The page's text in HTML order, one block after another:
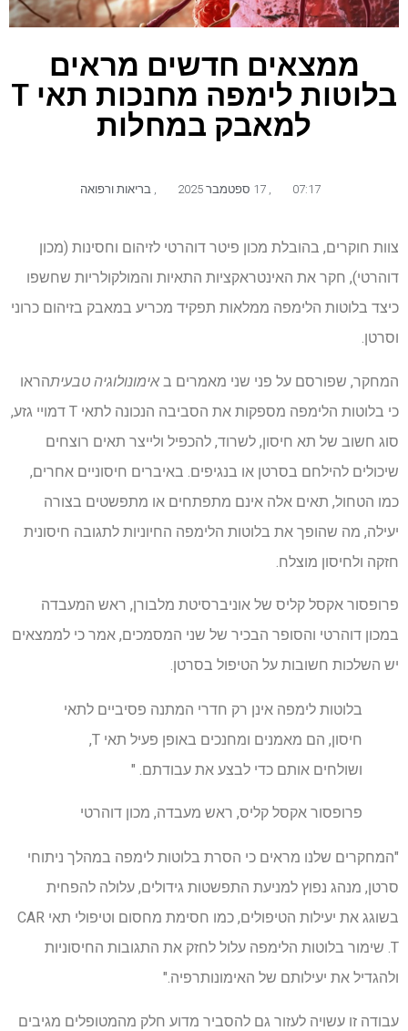
ממצאים חדשים מראים
בלוטות לימפה מחנכות תאי T
למאבק במחלות
07:17 בריאות ורפואה
צוות חוקרים, בהובלת מכון פיטר דוהרטי לזיהום וחסינות (מכון
דוהרטי), חקר את האינטראקציות התאיות והמולקולריות שחשפו
כיצד בלוטות הלימפה ממלאות תפקיד מכריע במאבק בזיהום כרוני
וסרטן.
המחקר, שפורסם על פני שני מאמרים ב אימונולוגיה טבעיתהראו
כי בלוטות הלימפה מספקות את הסביבה הנכונה לתאי T דמויי גזע,
סוג חשוב של תא חיסון, לשרוד, להכפיל ולייצר תאים רוצחים
שיכולים להילחם בסרטן או בנגיפים. באיברים חיסוניים אחרים,
כמו הטחול, תאים אלה אינם מתפתחים או מתפשטים בצורה
יעילה, מה שהופך את בלוטות הלימפה החיוניות לתגובה חיסונית
חזקה ולחיסון מוצלח.
פרופסור אקסל קליס של אוניברסיטת מלבורן, ראש המעבדה
במכון דוהרטי והסופר הבכיר של שני המסמכים, אמר כי לממצאים
יש השלכות חשובות על הטיפול בסרטן.
בלוטות לימפה אינן רק חדרי המתנה פסיביים לתאי
חיסון, הם מאמנים ומחנכים באופן פעיל תאי T,
ושולחים אותם כדי לבצע את עבודתם. "
פרופסור אקסל קליס, ראש מעבדה, מכון דוהרטי
"המחקרים שלנו מראים כי הסרת בלוטות לימפה במהלך ניתוחי
סרטן, מנהג נפוץ למניעת התפשטות גידולים, עלולה להפחית
בשוגג את יעילות הטיפולים, כמו חסימת מחסום וטיפולי תאי CAR
T. שימור בלוטות הלימפה עלול לחזק את התגובות החיסוניות
ולהגדיל את יעילותם של האימונותרפיה."
עבודה זו עשויה לעזור גם להסביר מדוע חלק מהמטופלים מגיבים